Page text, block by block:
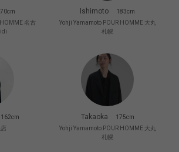
名古
Ishimoto
183cm
Yohji Yamamoto POUR HOMME 大丸
札幌
162cm
Takaoka
175cm
Yohji Yamamoto POUR HOMME 大丸
札幌